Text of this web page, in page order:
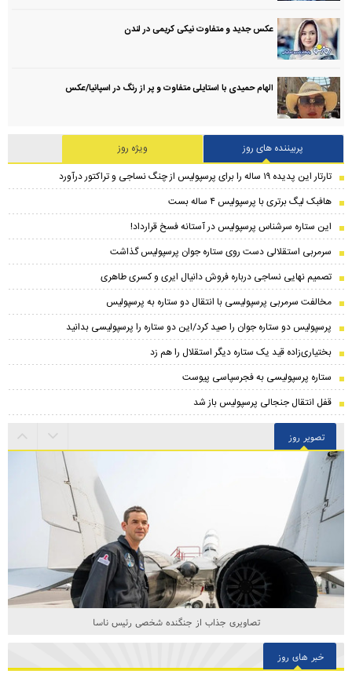
عکس جدید و متفاوت نیکی کریمی در لندن
الهام حمیدی با استایلی متفاوت و پر از رنگ در اسپانیا/عکس
پربیننده های روز
ویژه روز
تارتار این پدیده ۱۹ ساله را برای پرسپولیس از چنگ نساجی و تراکتور درآورد
هافبک لیگ برتری با پرسپولیس ۴ ساله بست
این ستاره سرشناس پرسپولیس در آستانه فسخ قرارداد!
سرمربی استقلالی دست روی ستاره جوان پرسپولیس گذاشت
تصمیم نهایی نساجی درباره فروش دانیال ایری و کسری طاهری
مخالفت سرمربی پرسپولیسی با انتقال دو ستاره به پرسپولیس
پرسپولیس دو ستاره جوان را صید کرد/این دو ستاره را پرسپولیسی بدانید
بختیاری‌زاده قید یک ستاره دیگر استقلال را هم زد
ستاره پرسپولیسی به فجرسپاسی پیوست
قفل انتقال جنجالی پرسپولیس باز شد
تصویر روز
تصاویری جذاب از جنگنده شخصی رئیس ناسا
خبر های روز